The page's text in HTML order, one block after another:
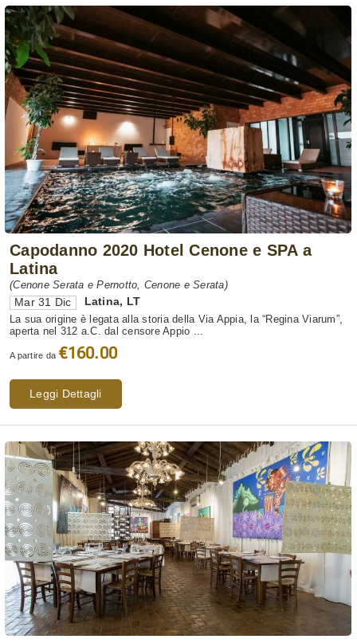
Capodanno 2020 Hotel Cenone e SPA a
Latina
(Cenone Serata e Pernotto, Cenone e Serata)
Mar 31 Dic Latina, LT
La sua origine è legata alla storia della Via Appia, la “Regina Viarum”,
aperta nel 312 a.C. dal censore Appio ...
A partire da €160.00
Leggi Dettagli